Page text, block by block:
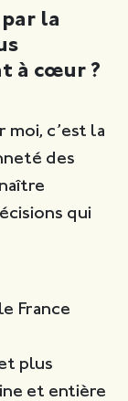
la
à cœur ?
moi, c’est la
des
qui
France
plus
et entière